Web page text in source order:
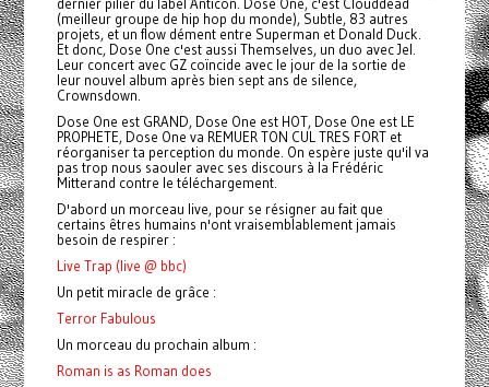
dernier pilier du label Anticon. Dose One, c'est Clouddead
(meilleur groupe de hip hop du monde), Subtle, 83 autres
projets, et un flow dément entre Superman et Donald Duck.
Et donc, Dose One c'est aussi Themselves, un duo avec Jel.
Leur concert avec GZ coïncide avec le jour de la sortie de
leur nouvel album après bien sept ans de silence,
Crownsdown.
Dose One est GRAND, Dose One est HOT, Dose One est LE
PROPHETE, Dose One va REMUER TON CUL TRES FORT et
réorganiser ta perception du monde. On espère juste qu'il va
pas trop nous saouler avec ses discours à la Frédéric
Mitterand contre le téléchargement.
D'abord un morceau live, pour se résigner au fait que
certains êtres humains n'ont vraisemblablement jamais
besoin de respirer :
Live Trap (live @ bbc)
Un petit miracle de grâce :
Terror Fabulous
Un morceau du prochain album :
Roman is as Roman does